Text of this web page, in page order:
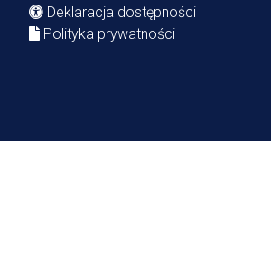
Deklaracja dostępności
Polityka prywatności